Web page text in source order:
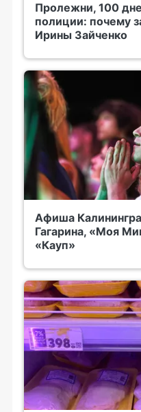
Пролежни, 100
полиции: почему
Ирины Зайченко
Афиша
Гагарина, «Моя
«Кауп»